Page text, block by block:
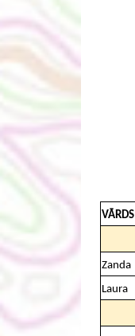
VĀRDS
Zanda
Laura